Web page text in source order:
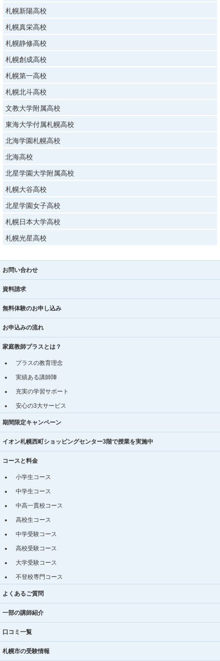
札幌新陽高校
札幌真栄高校
札幌静修高校
札幌創成高校
札幌第一高校
札幌北斗高校
文教大学附属高校
東海大学付属札幌高校
北海学園札幌高校
北海高校
北星学園大学附属高校
札幌大谷高校
北星学園女子高校
札幌日本大学高校
札幌光星高校
お問い合わせ
資料請求
無料体験のお申し込み
お申込みの流れ
家庭教師プラスとは？
プラスの教育理念
実績ある講師陣
充実の学習サポート
安心の3大サービス
期間限定キャンペーン
イオン札幌西町ショッピングセンター3階で授業を実施中
コースと料金
小学生コース
中学生コース
中高一貫校コース
高校生コース
中学受験コース
高校受験コース
大学受験コース
不登校専門コース
よくあるご質問
一部の講師紹介
口コミ一覧
札幌市の受験情報